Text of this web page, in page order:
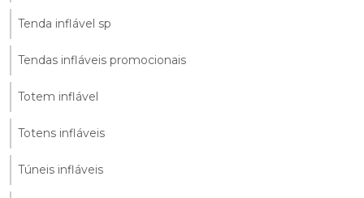
Tenda inflável sp
Tendas infláveis promocionais
Totem inflável
Totens infláveis
Túneis infláveis